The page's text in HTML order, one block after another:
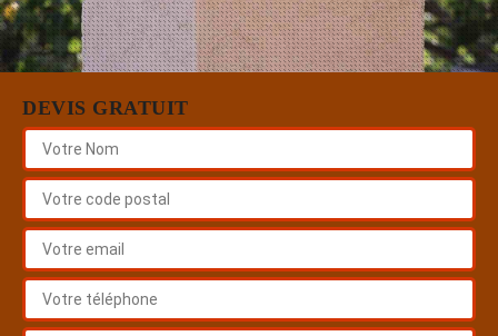
DEVIS GRATUIT